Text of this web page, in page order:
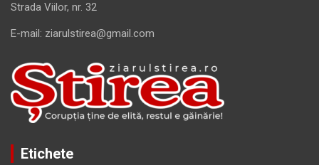
Strada Viilor, nr. 32
E-mail: ziarulstirea@gmail.com
Etichete